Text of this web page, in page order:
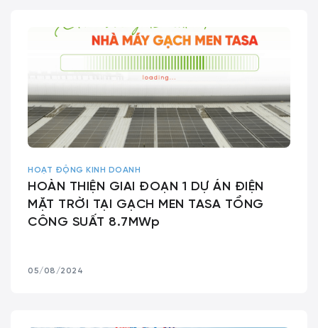
HOẠT ĐỘNG KINH DOANH
HOÀN THIỆN GIAI ĐOẠN 1 DỰ ÁN ĐIỆN
MẶT TRỜI TẠI GẠCH MEN TASA TỔNG
CÔNG SUẤT 8.7MWp
05/08/2024